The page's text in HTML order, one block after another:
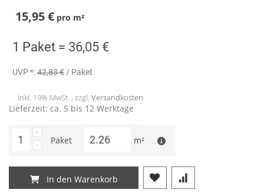
15,95 € pro m²
1 Paket = 36,05 €
UVP *:42,83 €/ Paket
Inkl. 19% MwSt. , zzgl. Versandkosten
Lieferzeit: ca. 5 bis 12 Werktage
Paket m²
In den Warenkorb